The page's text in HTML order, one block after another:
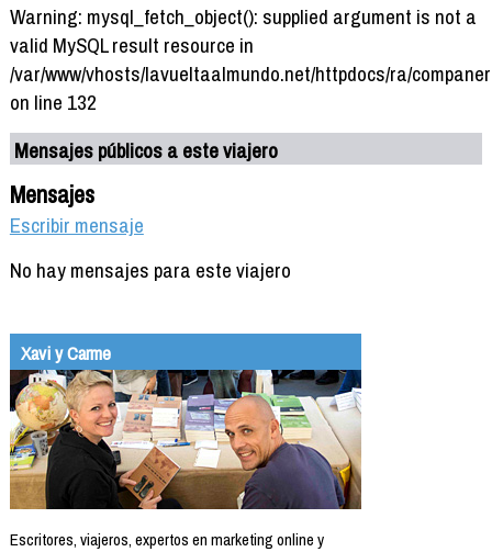
Warning: mysql_fetch_object(): supplied argument is not a
valid MySQL result resource in
/var/www/vhosts/lavueltaalmundo.net/httpdocs/ra/
on line 132
Mensajes públicos a este viajero
Mensajes
Escribir mensaje
No hay mensajes para este viajero
Xavi y Carme
Escritores, viajeros, expertos en marketing online y